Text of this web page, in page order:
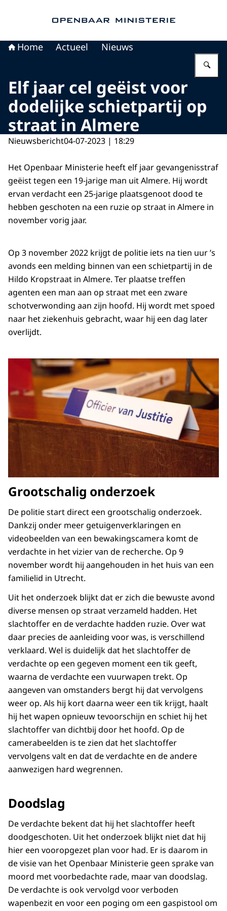
Home Actueel Nieuws
Elf jaar cel geëist voor
dodelijke schietpartij op
straat in Almere
Nieuwsbericht04-07-2023 | 18:29
Het Openbaar Ministerie heeft elf jaar gevangenisstraf
geëist tegen een 19-jarige man uit Almere. Hij wordt
ervan verdacht een 25-jarige plaatsgenoot dood te
hebben geschoten na een ruzie op straat in Almere in
november vorig jaar.
Op 3 november 2022 krijgt de politie iets na tien uur ’s
avonds een melding binnen van een schietpartij in de
Hildo Kropstraat in Almere. Ter plaatse treffen
agenten een man aan op straat met een zware
schotverwonding aan zijn hoofd. Hij wordt met spoed
naar het ziekenhuis gebracht, waar hij een dag later
overlijdt.
Grootschalig onderzoek
De politie start direct een grootschalig onderzoek.
Dankzij onder meer getuigenverklaringen en
videobeelden van een bewakingscamera komt de
verdachte in het vizier van de recherche. Op 9
november wordt hij aangehouden in het huis van een
familielid in Utrecht.
Uit het onderzoek blijkt dat er zich die bewuste avond
diverse mensen op straat verzameld hadden. Het
slachtoffer en de verdachte hadden ruzie. Over wat
daar precies de aanleiding voor was, is verschillend
verklaard. Wel is duidelijk dat het slachtoffer de
verdachte op een gegeven moment een tik geeft,
waarna de verdachte een vuurwapen trekt. Op
aangeven van omstanders bergt hij dat vervolgens
weer op. Als hij kort daarna weer een tik krijgt, haalt
hij het wapen opnieuw tevoorschijn en schiet hij het
slachtoffer van dichtbij door het hoofd. Op de
camerabeelden is te zien dat het slachtoffer
vervolgens valt en dat de verdachte en de andere
aanwezigen hard wegrennen.
Doodslag
De verdachte bekent dat hij het slachtoffer heeft
doodgeschoten. Uit het onderzoek blijkt niet dat hij
hier een vooropgezet plan voor had. Er is daarom in
de visie van het Openbaar Ministerie geen sprake van
moord met voorbedachte rade, maar van doodslag.
De verdachte is ook vervolgd voor verboden
wapenbezit en voor een poging om een gaspistool om